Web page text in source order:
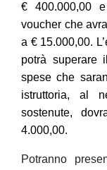
€ 400.000,00
voucher che
a € 15.000,00.
potrà superare
spese che
istruttoria, al
sostenute,
4.000,00.
Potranno